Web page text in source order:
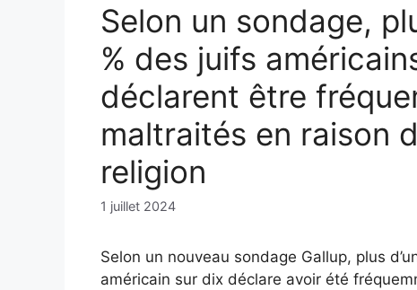
Selon un sondage,
% des juifs
déclarent être
maltraités en raison
religion
1 juillet 2024
Selon un nouveau sondage Gallup, plus
américain sur dix déclare avoir été